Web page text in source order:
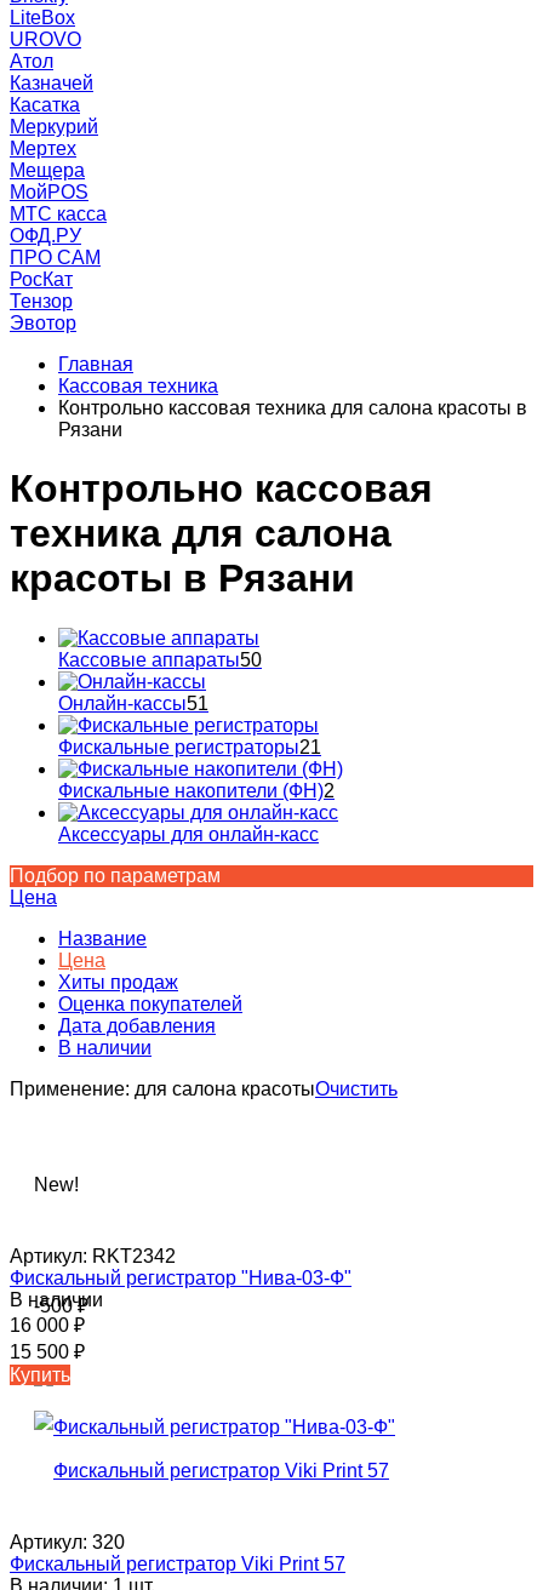
LiteBox
UROVO
Атол
Казначей
Касатка
Меркурий
Мертех
Мещера
МойPOS
МТС касса
ОФД.РУ
ПРО САМ
РосКат
Тензор
Эвотор
Главная
Кассовая техника
Контрольно кассовая техника для салона красоты в
Рязани
Контрольно кассовая
техника для салона
красоты в Рязани
Кассовые аппараты50
Онлайн-кассы51
Фискальные регистраторы21
Фискальные накопители (ФН)2
Аксессуары для онлайн-касс
Подбор по параметрам
Цена
Название
Цена
Хиты продаж
Оценка покупателей
Дата добавления
В наличии
Применение: для салона красотыОчистить
New!
-500₽
Артикул: RKT2342
Фискальный регистратор "Нива-03-Ф"
В наличии
16 000 ₽
15 500 ₽
Купить
Артикул: 320
Фискальный регистратор Viki Print 57
В наличии: 1 шт.